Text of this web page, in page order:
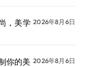
，美学 2026年8月6日
你的美 2026年8月6日